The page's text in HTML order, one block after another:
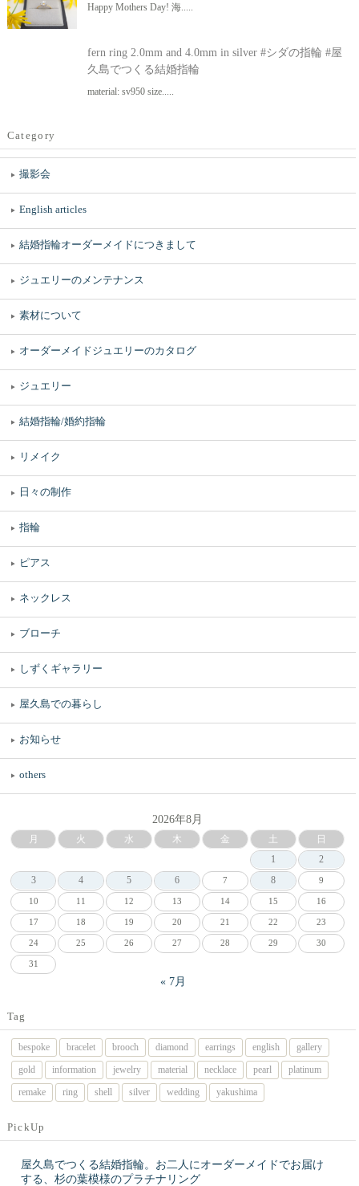
Happy Mothers Day! 海.....
fern ring 2.0mm and 4.0mm in silver #シダの指輪 #屋
久島でつくる結婚指輪
material: sv950 size.....
Category
撮影会
English articles
結婚指輪オーダーメイドにつきまして
ジュエリーのメンテナンス
素材について
オーダーメイドジュエリーのカタログ
ジュエリー
結婚指輪/婚約指輪
リメイク
日々の制作
指輪
ピアス
ネックレス
ブローチ
しずくギャラリー
屋久島での暮らし
お知らせ
others
2026年8月
月 火 水 木 金 土
日
1
2
3
4 5 6 7 8 9
10 11 12 13 14 15 16
17 18 19 20 21 22 23
24 25 26 27 28 29 30
31
« 7月
Tag
bespoke bracelet brooch diamond earrings english
gallery
gold
information jewelry material necklace pearl
platinum
remake
ring shell silver wedding yakushima
PickUp
屋久島でつくる結婚指輪。お二人にオーダーメイドでお届け
する、杉の葉模様のプラチナリング